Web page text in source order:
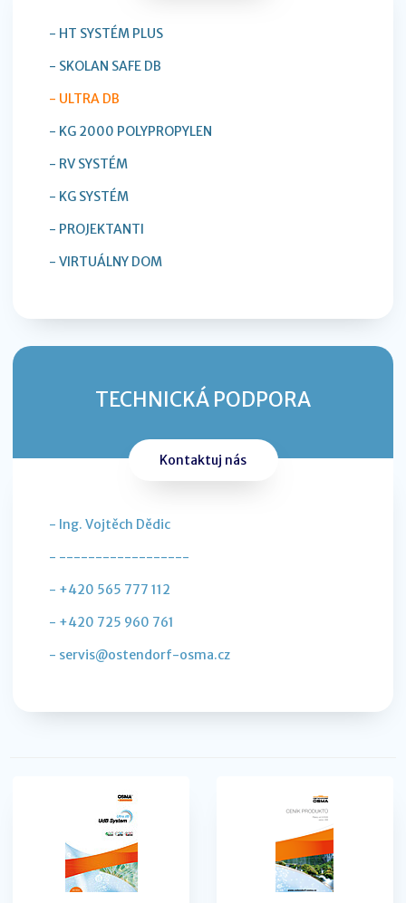
- HT SYSTÉM PLUS
- SKOLAN SAFE DB
- ULTRA DB
- KG 2000 POLYPROPYLEN
- RV SYSTÉM
- KG SYSTÉM
- PROJEKTANTI
- VIRTUÁLNY DOM
TECHNICKÁ PODPORA
Kontaktuj nás
- Ing. Vojtěch Dědic
- ------------------
- +420 565 777 112
- +420 725 960 761
- servis@ostendorf-osma.cz